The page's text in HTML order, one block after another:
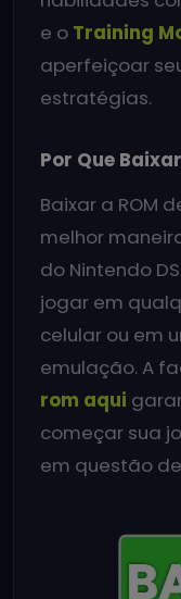
e o Training
aperfeiçoar
estratégias.
Por Que
Baixar a ROM
melhor
do Nintendo
jogar em
celular ou em
emulação. A
rom aqui
começar sua
em questão